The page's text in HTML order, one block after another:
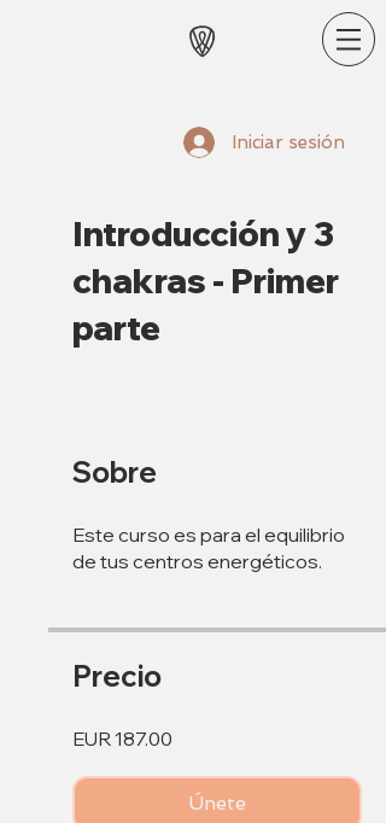
Iniciar sesión
Introducción y 3
chakras - Primer
parte
Sobre
Este curso es para el equilibrio
de tus centros energéticos.
Precio
EUR 187.00
Únete